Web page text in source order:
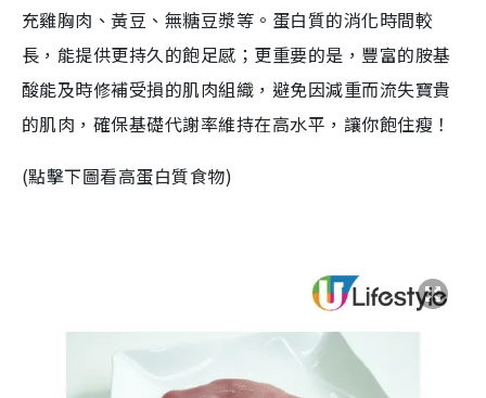
充雞胸肉、黃豆、無糖豆漿等。蛋白質的消化時間較
長，能提供更持久的飽足感；更重要的是，豐富的胺基
酸能及時修補受損的肌肉組織，避免因減重而流失寶貴
的肌肉，確保基礎代謝率維持在高水平，讓你飽住瘦！
(點擊下圖看高蛋白質食物)